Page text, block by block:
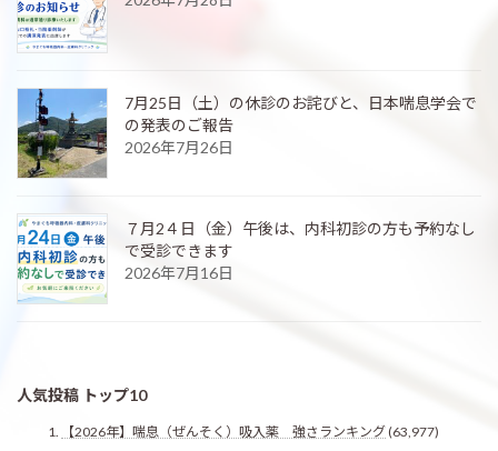
7月25日（土）の休診のお詫びと、日本喘息学会で
の発表のご報告
2026年7月26日
７月2４日（金）午後は、内科初診の方も予約なし
で受診できます
2026年7月16日
人気投稿 トップ10
【2026年】喘息（ぜんそく）吸入薬 強さランキング(63,977)